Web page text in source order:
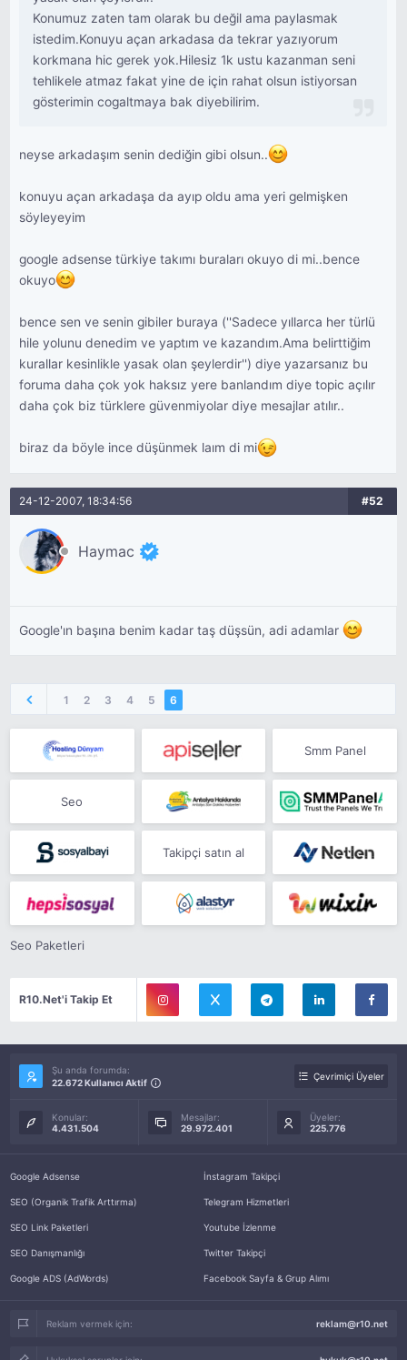
Konumuz zaten tam olarak bu değil ama paylasmak
istedim.Konuyu açan arkadasa da tekrar yazıyorum
korkmana hic gerek yok.Hilesiz 1k ustu kazanman seni
tehlikele atmaz fakat yine de için rahat olsun istiyorsan
gösterimin cogaltmaya bak diyebilirim.
neyse arkadaşım senin dediğin gibi olsun..
konuyu açan arkadaşa da ayıp oldu ama yeri gelmişken
söyleyeyim
google adsense türkiye takımı buraları okuyo di mi..bence
okuyo
bence sen ve senin gibiler buraya (''Sadece yıllarca her türlü
hile yolunu denedim ve yaptım ve kazandım.Ama belirttiğim
kurallar kesinlikle yasak olan şeylerdir'') diye yazarsanız bu
foruma daha çok yok haksız yere banlandım diye topic açılır
daha çok biz türklere güvenmiyolar diye mesajlar atılır..
biraz da böyle ince düşünmek laım di mi
24-12-2007, 18:34:56 #52
Haymac
Google'ın başına benim kadar taş düşsün, adi adamlar
1 2 3 4 5 6
Smm Panel
Seo
Takipçi satın al
Seo Paketleri
R10.Net'i Takip Et
Şu anda forumda:
22.672 Kullanıcı Aktif
Çevrimiçi Üyeler
Konular:
4.431.504
Mesajlar:
29.972.401
Üyeler:
225.776
Google Adsense
SEO (Organik Trafik Arttırma)
SEO Link Paketleri
SEO Danışmanlığı
Google ADS (AdWords)
İnstagram Takipçi
Telegram Hizmetleri
Youtube İzlenme
Twitter Takipçi
Facebook Sayfa & Grup Alımı
Reklam vermek için: reklam@r10.net